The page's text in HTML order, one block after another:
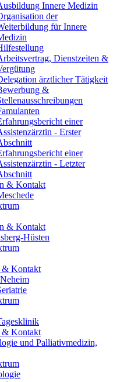
Innere Medizin
der
für Innere
Dienstzeiten &
ärztlicher Tätigkeit
&
einer
- Erster
einer
- Letzter
& Kontakt
& Kontakt
Hüsten
& Kontakt
& Kontakt
und Palliativmedizin,